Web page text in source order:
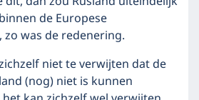
de Europese
was de redenering.
niet te verwijten dat de
(nog) niet is kunnen